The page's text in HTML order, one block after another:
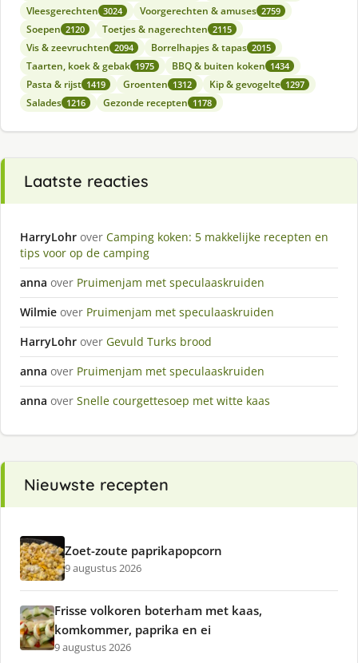
Vleesgerechten 3024 Voorgerechten & amuses 2759
Soepen 2120 Toetjes & nagerechten 2115
Vis & zeevruchten 2094 Borrelhapjes & tapas 2015
Taarten, koek & gebak 1975 BBQ & buiten koken 1434
Pasta & rijst 1419 Groenten 1312 Kip & gevogelte 1297
Salades 1216 Gezonde recepten 1178
Laatste reacties
HarryLohr over Camping koken: 5 makkelijke recepten en
tips voor op de camping
anna over Pruimenjam met speculaaskruiden
Wilmie over Pruimenjam met speculaaskruiden
HarryLohr over Gevuld Turks brood
anna over Pruimenjam met speculaaskruiden
anna over Snelle courgettesoep met witte kaas
Nieuwste recepten
Zoet-zoute paprikapopcorn
9 augustus 2026
Frisse volkoren boterham met kaas,
komkommer, paprika en ei
9 augustus 2026